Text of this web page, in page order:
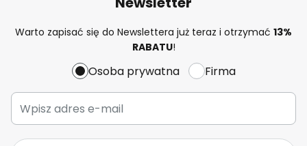
Warto zapisać się do Newslettera już teraz i otrzymać 13%
RABATU!
Osoba prywatna Firma